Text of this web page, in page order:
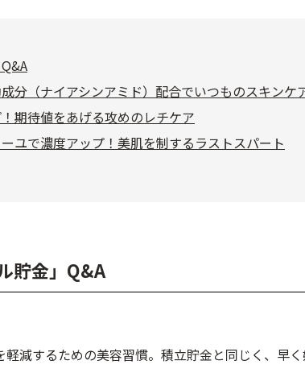
（ナイアシンアミド）配合でいつものスキンケ
期待値をあげる攻めのレチケア
ユで濃度アップ！美肌を制するラストスパート
貯金」Q&A
減するための美容習慣。積立貯金と同じく、早